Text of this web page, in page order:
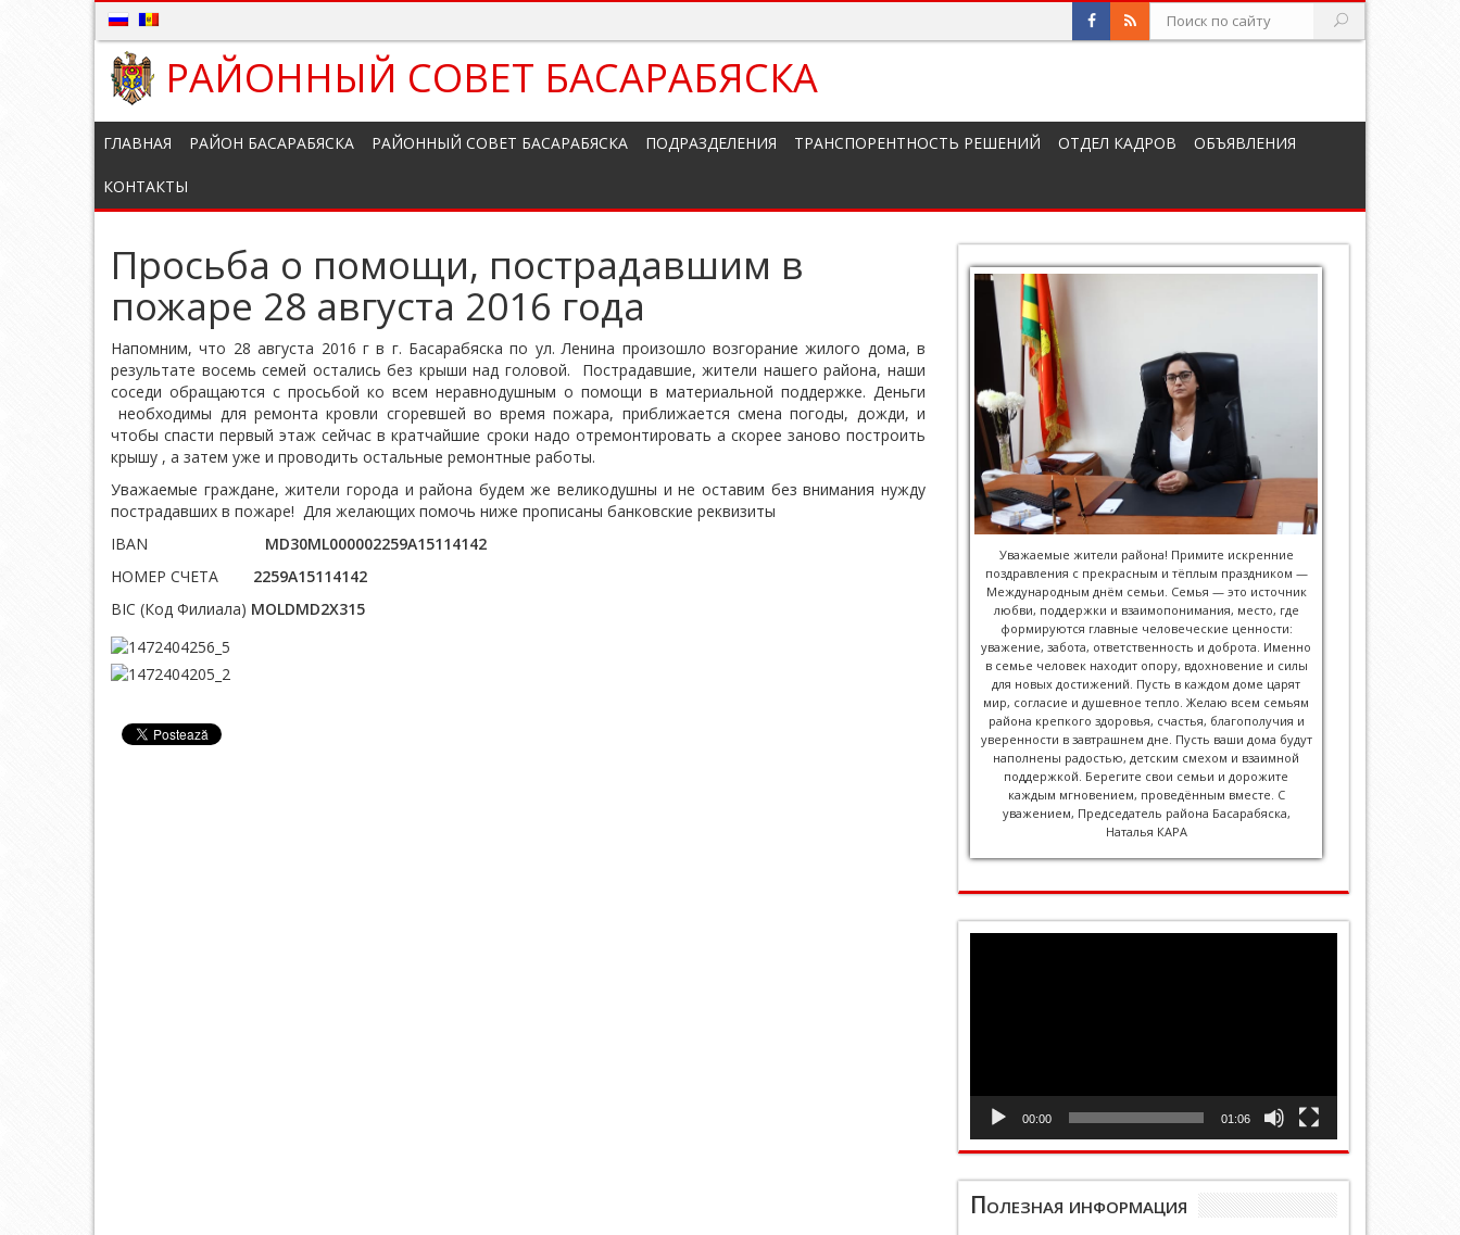
РАЙОННЫЙ СОВЕТ БАСАРАБЯСКА
ГЛАВНАЯ РАЙОН БАСАРАБЯСКА РАЙОННЫЙ СОВЕТ БАСАРАБЯСКА ПОДРАЗДЕЛЕНИЯ ТРАНСПОРЕНТНОСТЬ РЕШЕНИЙ ОТДЕЛ КАДРОВ ОБЪЯВЛЕНИЯ
КОНТАКТЫ
Просьба о помощи, пострадавшим в
пожаре 28 августа 2016 года
Напомним, что 28 августа 2016 г в г. Басарабяска по ул. Ленина произошло возгорание жилого дома, в
результате восемь семей остались без крыши над головой. Пострадавшие, жители нашего района, наши
соседи обращаются с просьбой ко всем неравнодушным о помощи в материальной поддержке. Деньги
необходимы для ремонта кровли сгоревшей во время пожара, приближается смена погоды, дожди, и
чтобы спасти первый этаж сейчас в кратчайшие сроки надо отремонтировать а скорее заново построить
крышу , а затем уже и проводить остальные ремонтные работы.
Уважаемые граждане, жители города и района будем же великодушны и не оставим без внимания нужду
пострадавших в пожаре! Для желающих помочь ниже прописаны банковские реквизиты
IBAN
MD30ML000002259A15114142
НОМЕР СЧЕТА
2259A15114142
BIC (Код Филиала) MOLDMD2X315
Уважаемые жители района! Примите искренние
поздравления с прекрасным и тёплым праздником —
Международным днём семьи. Семья — это источник
любви, поддержки и взаимопонимания, место, где
формируются главные человеческие ценности:
уважение, забота, ответственность и доброта. Именно
в семье человек находит опору, вдохновение и силы
для новых достижений. Пусть в каждом доме царят
мир, согласие и душевное тепло. Желаю всем семьям
района крепкого здоровья, счастья, благополучия и
уверенности в завтрашнем дне. Пусть ваши дома будут
наполнены радостью, детским смехом и взаимной
поддержкой. Берегите свои семьи и дорожите
каждым мгновением, проведённым вместе. С
уважением, Председатель района Басарабяска,
Наталья КАРА
00:00 01:06
Полезная информация